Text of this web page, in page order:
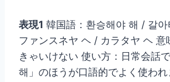
表現1 韓国語：환승해야 해 / 갈아
ファンスネヤ ヘ / カラタヤ ヘ 意
きゃいけない 使い方：日常会話
해」のほうが口語的でよく使わ